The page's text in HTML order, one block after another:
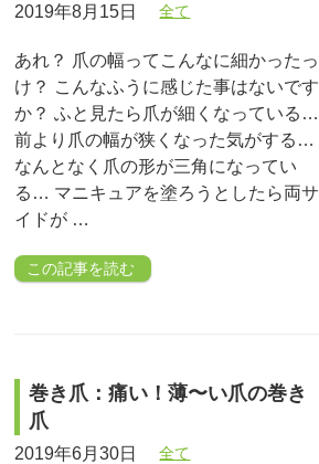
2019年8月15日 全て
あれ？ 爪の幅ってこんなに細かったっ
け？ こんなふうに感じた事はないです
か？ ふと見たら爪が細くなっている…
前より爪の幅が狭くなった気がする…
なんとなく爪の形が三角になってい
る… マニキュアを塗ろうとしたら両サ
イドが …
この記事を読む
巻き爪：痛い！薄〜い爪の巻き
爪
2019年6月30日 全て